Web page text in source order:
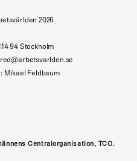
2026
94 Stockholm
red@arbetsvarlden.se
Mikael Feldbaum
Centralorganisation, TCO.